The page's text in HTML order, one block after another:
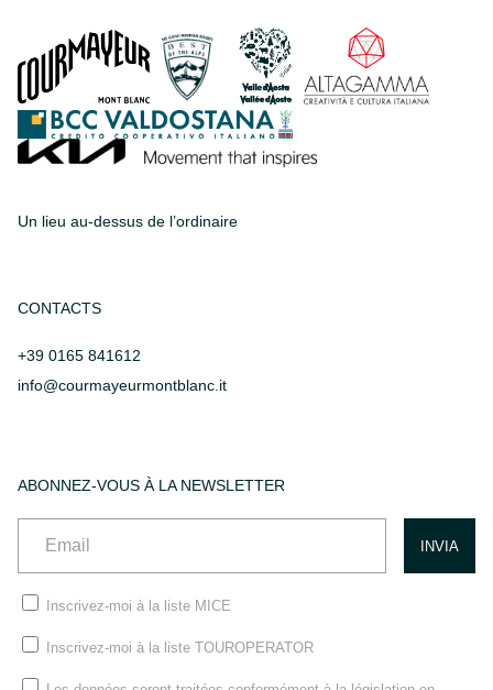
Un lieu au-dessus de l’ordinaire
CONTACTS
+39 0165 841612
info@courmayeurmontblanc.it
ABONNEZ-VOUS À LA NEWSLETTER
Inscrivez-moi à la liste MICE
Inscrivez-moi à la liste TOUROPERATOR